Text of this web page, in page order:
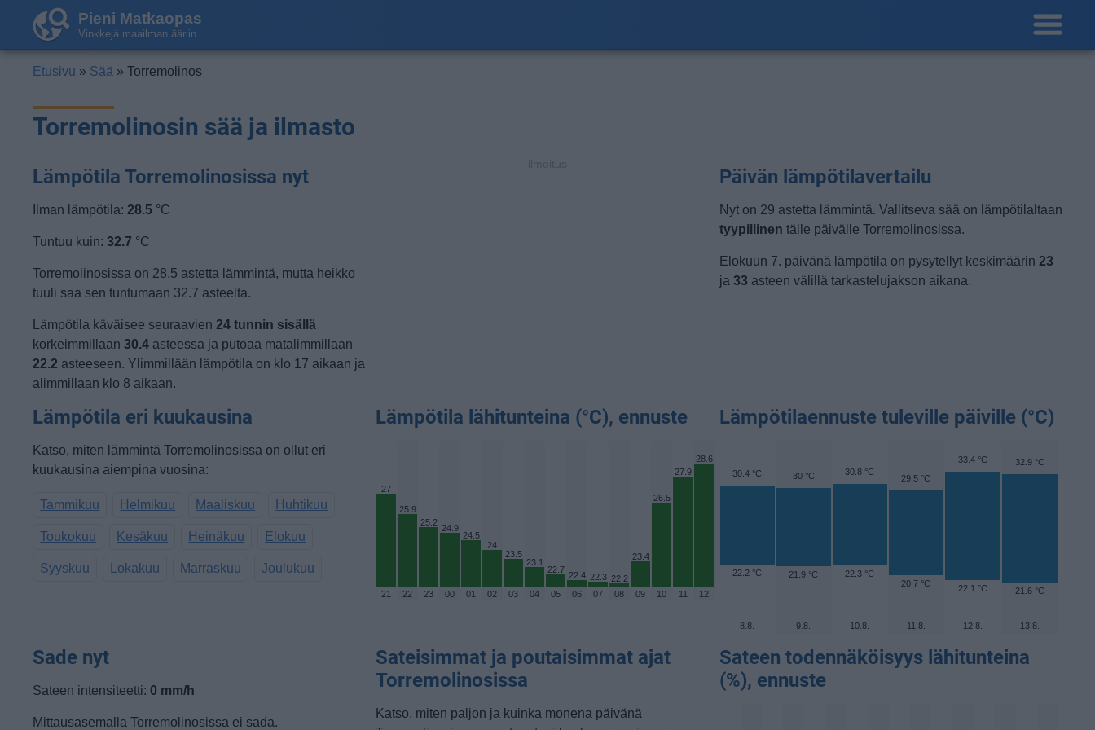
Pieni Matkaopas
Vinkkejä maailman ääriin
Etusivu » Sää » Torremolinos
Torremolinosin sää ja ilmasto
Lämpötila Torremolinosissa nyt
Ilman lämpötila:28.5 °C
Tuntuu kuin:32.7 °C
Torremolinosissa on 28.5 astetta lämmintä, mutta heikko
tuuli saa sen tuntumaan 32.7 asteelta.
Lämpötila käväisee seuraavien24 tunnin sisällä
korkeimmillaan30.4 asteessa ja putoaa matalimmillaan
22.2 asteeseen. Ylimmillään lämpötila on klo 17 aikaan ja
alimmillaan klo 8 aikaan.
Päivän lämpötilavertailu
Nyt on 29 astetta lämmintä. Vallitseva sää on lämpötilaltaan
tyypillinen tälle päivälle Torremolinosissa.
Elokuun 7. päivänä lämpötila on pysytellyt keskimäärin 23
ja 33 asteen välillä tarkastelujakson aikana.
Lämpötila eri kuukausina
Katso, miten lämmintä Torremolinosissa on ollut eri
kuukausina aiempina vuosina:
Tammikuu Helmikuu Maaliskuu Huhtikuu
Toukokuu Kesäkuu Heinäkuu Elokuu
Syyskuu Lokakuu Marraskuu Joulukuu
Lämpötila lähitunteina (°C), ennuste
27
25.9
25.2
24.9
24.5
24
23.5
23.1
22.7
22.4 22.3 22.2
23.4
26.5
27.9
28.6
21 22 23 00 01 02 03 04 05 06 07 08 09 10 11 12
Lämpötilaennuste tuleville päiville (°C)
30.4 °C
22.2 °C
30 °C
21.9 °C
30.8 °C
22.3 °C
29.5 °C
20.7 °C
33.4 °C
22.1 °C
32.9 °C
21.6 °C
8.8. 9.8. 10.8. 11.8. 12.8. 13.8.
Sade nyt
Sateen intensiteetti: 0 mm/h
Mittausasemalla Torremolinosissa ei sada.
Sateisimmat ja poutaisimmat ajat
Torremolinosissa
Katso, miten paljon ja kuinka monena päivänä
Sateen todennäköisyys lähitunteina
(%), ennuste